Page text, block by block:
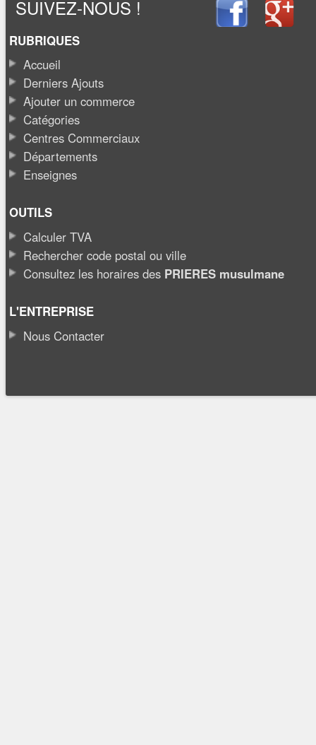
SUIVEZ-NOUS !
RUBRIQUES
Accueil
Derniers Ajouts
Ajouter un commerce
Catégories
Centres Commerciaux
Départements
Enseignes
OUTILS
Calculer TVA
Rechercher code postal ou ville
Consultez les horaires des PRIERES musulmane
L'ENTREPRISE
Nous Contacter